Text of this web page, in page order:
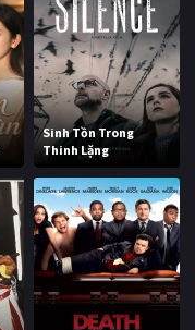
Sinh Tồn Trong
Thinh Lặng